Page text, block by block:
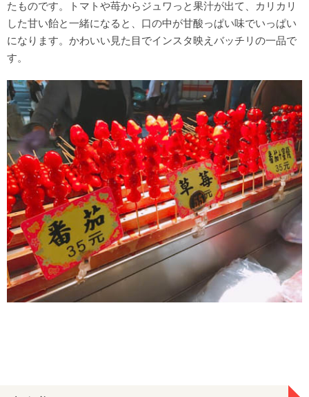
たものです。トマトや苺からジュワっと果汁が出て、カリカリ
した甘い飴と一緒になると、口の中が甘酸っぱい味でいっぱい
になります。かわいい見た目でインスタ映えバッチリの一品で
す。